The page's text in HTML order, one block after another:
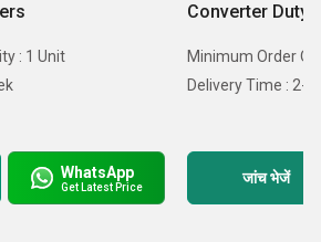
: 1 Unit
WhatsApp
Get Latest Price
Converter Duty
Minimum Order
Delivery Time : 2-
जांच भेजें